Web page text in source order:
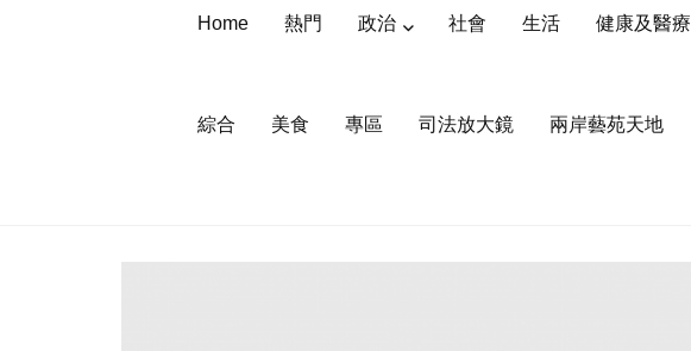
Home 熱門 政治 社會 生活 健康及醫療
綜合 美食 專區 司法放大鏡 兩岸藝苑天地